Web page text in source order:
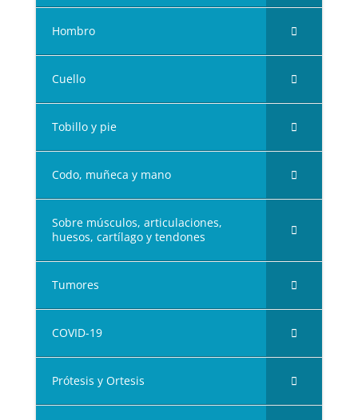
Hombro
Cuello
Tobillo y pie
Codo, muñeca y mano
Sobre músculos, articulaciones,
huesos, cartílago y tendones
Tumores
COVID-19
Prótesis y Ortesis